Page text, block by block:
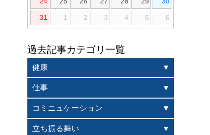
31 1 2 3 4 5 6
過去記事カテゴリ一覧
健康
仕事
コミニュケーション
立ち振る舞い